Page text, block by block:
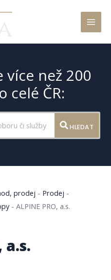
více než 200
celé ČR:
HLEDAT
prodej - Prodej -
-ALPINE PRO, a.s.
a.s.